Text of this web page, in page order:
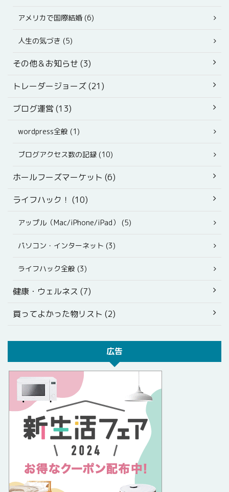
アメリカで国際結婚 (6)
人生の気づき (5)
その他＆お知らせ (3)
トレーダージョーズ (21)
ブログ運営 (13)
wordpress全般 (1)
ブログアクセス数の記録 (10)
ホールフーズマーケット (6)
ライフハック！ (10)
アップル（Mac/iPhone/iPad） (5)
パソコン・インターネット (3)
ライフハック全般 (3)
健康・ウェルネス (7)
買ってよかった物リスト (2)
広告